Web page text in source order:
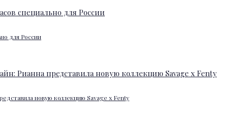
для России
новую коллекцию Savage x Fenty